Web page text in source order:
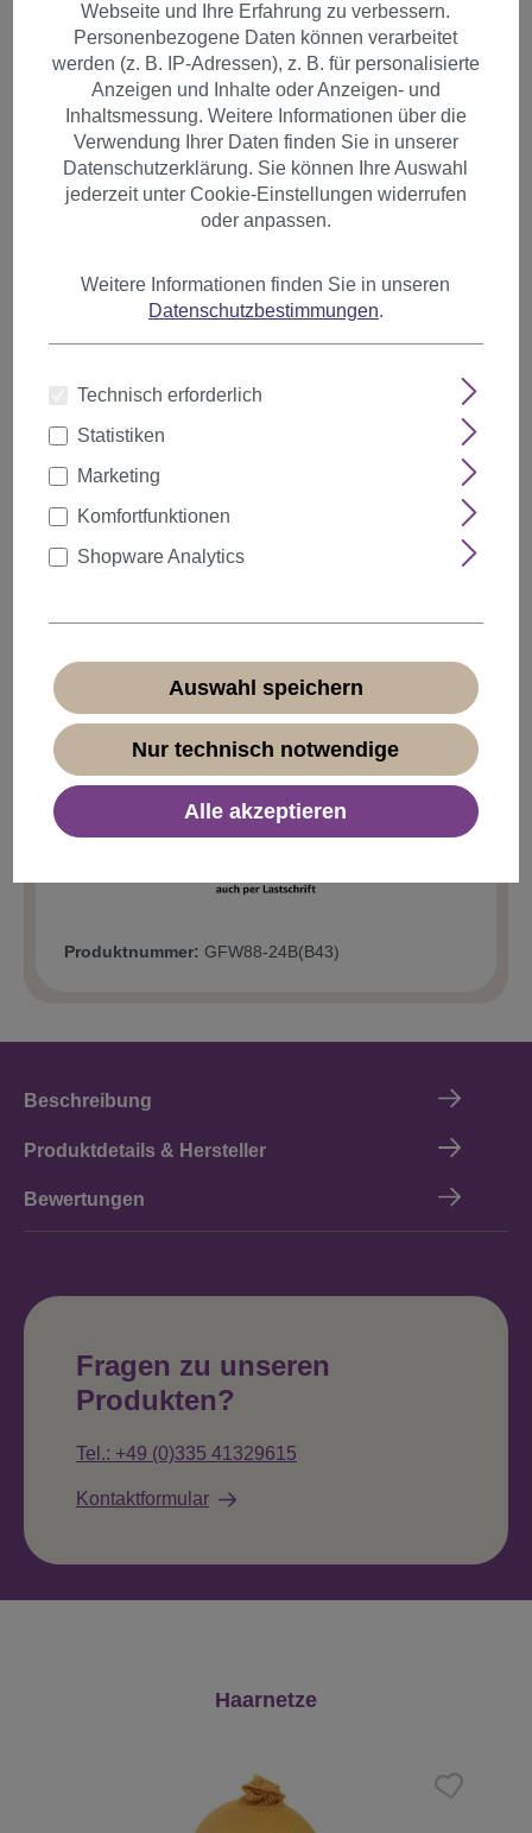
Perücke blond gesträhnt
langhaarig glatt Pony GFW88-
ab 20
23,99 €*
Sofort verfügbar, Lieferzeit 1-3 Tage
In den Warenkorb
Produktnummer: GFW88-24B(B43)
Beschreibung
Produktdetails & Hersteller
Bewertungen
Fragen zu unseren
Produkten?
Tel.: +49 (0)335 41329615
Kontaktformular
Produktgalerie überspringen
Haarnetze
Webseite und Ihre Erfahrung zu verbessern.
Personenbezogene Daten können verarbeitet
werden (z. B. IP-Adressen), z. B. für personalisierte
Anzeigen und Inhalte oder Anzeigen- und
Inhaltsmessung. Weitere Informationen über die
Verwendung Ihrer Daten finden Sie in unserer
Datenschutzerklärung. Sie können Ihre Auswahl
jederzeit unter Cookie-Einstellungen widerrufen
oder anpassen.
Weitere Informationen finden Sie in unseren
Datenschutzbestimmungen.
Technisch erforderlich
Statistiken
Marketing
Komfortfunktionen
Shopware Analytics
Auswahl speichern
Nur technisch notwendige
Alle akzeptieren